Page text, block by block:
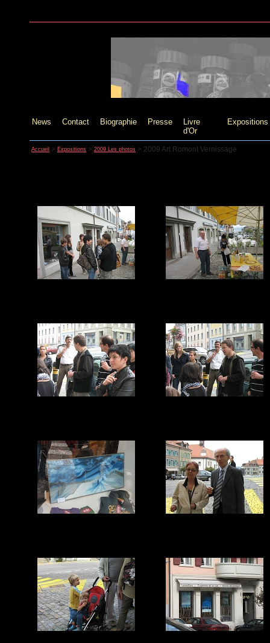
News Contact Biographie Presse
Livre
d'Or
Expositions
Accueil > Expositions > 2009 Les photos > 2009 Art Romont Vernissage